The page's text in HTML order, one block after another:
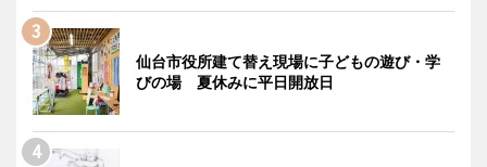
仙台市役所建て替え現場に子どもの遊び・学
びの場 夏休みに平日開放日